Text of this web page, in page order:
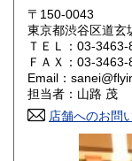
岡山県
山口県
香川県
高知県
〒150-0043
東京都渋谷区道
ＴＥＬ：03-3463-
ＦＡＸ：03-3463-
Email：
担当者：山路 茂
店舗へのお問